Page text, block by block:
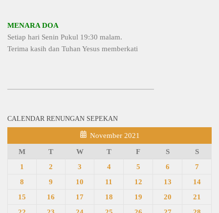
MENARA DOA
Setiap hari Senin Pukul 19:30 malam.
Terima kasih dan Tuhan Yesus memberkati
CALENDAR RENUNGAN SEPEKAN
November 2021
M T W T F S
S
1
2 3 4 5 6
7
8
9 10 11 12 13
14
15
16 17 18 19 20
21